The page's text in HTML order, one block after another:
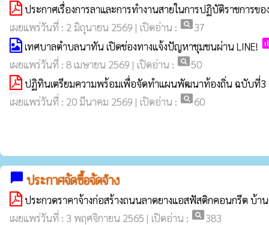
ประกาศเรื่องการลาและการทำงานสายในการปฏิบัติราชการ
เผยแพร่วันที่ : 2 มิถุนายน 2569 | เปิดอ่าน : pageview37
เทศบาลตำบลนาทัน เปิดช่องทางแจ้งปัญหาชุมชนผ่าน LINE!
เผยแพร่วันที่ : 8 เมษายน 2569 | เปิดอ่าน : pageview50
ปฏิทินเตรียมความพร้อมเพื่อจัดทำแผนพัฒนาท้องถิ่น ฉบับที่3
เผยแพร่วันที่ : 20 มีนาคม 2569 | เปิดอ่าน : pageview60
chat_bubble ประกาศจัดซื้อจัดจ้าง
ประกวดราคาจ้างก่อสร้างถนนลาดยางแอสฟัสติกคอนกรีต บ้
เผยแพร่วันที่ : 3 พฤศจิกายน 2565 | เปิดอ่าน : pageview383